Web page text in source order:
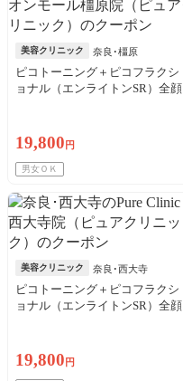
美容クリニック 奈良･橿原
ピコトーニング＋ピコフラクシ
ョナル（エンライトンSR）全顔
19,800 円
男女ＯＫ
美容クリニック 奈良･西大寺
ピコトーニング＋ピコフラクシ
ョナル（エンライトンSR）全顔
19,800 円